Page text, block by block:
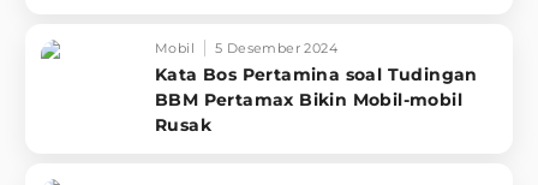
Mobil 5 Desember 2024
Kata Bos Pertamina soal Tudingan
BBM Pertamax Bikin Mobil-mobil
Rusak